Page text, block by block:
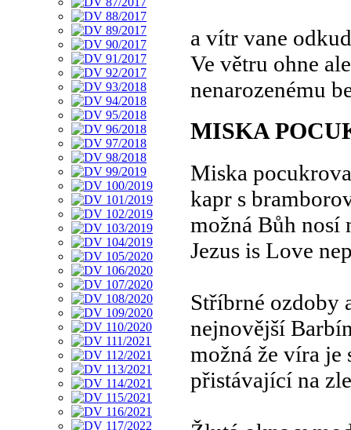
a vítr vane
Ve větru ohne
nenarozenému
MISKA
Miska
kapr s
možná Bůh nosí
Jezus is Love
Stříbrné ozdoby
nejnovější
možná že víra
přistávající na